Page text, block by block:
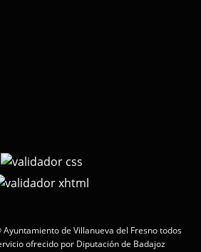
de Villanueva del Fresno todos
ofrecido por Diputación de Badajoz